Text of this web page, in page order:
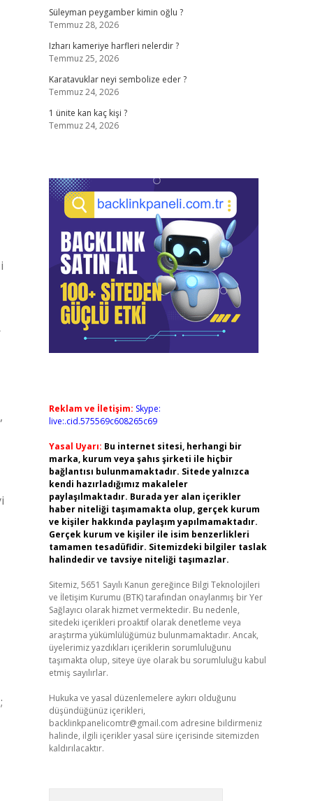
Süleyman peygamber kimin oğlu ?
Temmuz 28, 2026
Izharı kameriye harfleri nelerdir ?
Temmuz 25, 2026
Karatavuklar neyi sembolize eder ?
Temmuz 24, 2026
1 ünite kan kaç kişi ?
Temmuz 24, 2026
Reklam ve İletişim: Skype:
live:.cid.575569c608265c69
Yasal Uyarı: Bu internet sitesi, herhangi bir
marka, kurum veya şahıs şirketi ile hiçbir
bağlantısı bulunmamaktadır. Sitede yalnızca
kendi hazırladığımız makaleler
paylaşılmaktadır. Burada yer alan içerikler
haber niteliği taşımamakta olup, gerçek kurum
ve kişiler hakkında paylaşım yapılmamaktadır.
Gerçek kurum ve kişiler ile isim benzerlikleri
tamamen tesadüfidir. Sitemizdeki bilgiler taslak
halindedir ve tavsiye niteliği taşımazlar.
Sitemiz, 5651 Sayılı Kanun gereğince Bilgi Teknolojileri
ve İletişim Kurumu (BTK) tarafından onaylanmış bir Yer
Sağlayıcı olarak hizmet vermektedir. Bu nedenle,
sitedeki içerikleri proaktif olarak denetleme veya
araştırma yükümlülüğümüz bulunmamaktadır. Ancak,
üyelerimiz yazdıkları içeriklerin sorumluluğunu
taşımakta olup, siteye üye olarak bu sorumluluğu kabul
etmiş sayılırlar.
Hukuka ve yasal düzenlemelere aykırı olduğunu
düşündüğünüz içerikleri,
backlinkpanelicomtr@gmail.com adresine bildirmeniz
halinde, ilgili içerikler yasal süre içerisinde sitemizden
kaldırılacaktır.